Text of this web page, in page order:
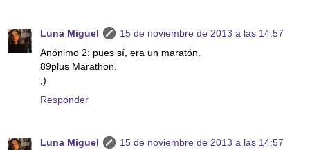
Luna Miguel
15 de noviembre de 2013 a las 14:57
Anónimo 2: pues sí, era un maratón.
89plus Marathon.
;)
Responder
Luna Miguel
15 de noviembre de 2013 a las 14:57